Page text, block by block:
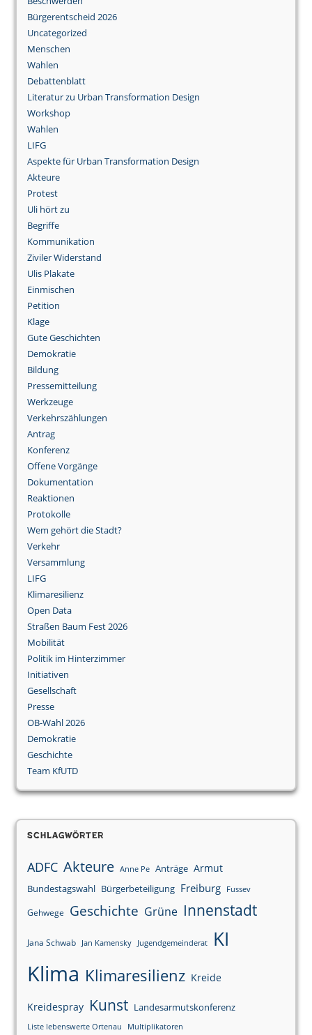
Bürgerentscheid 2026
Uncategorized
Menschen
Wahlen
Debattenblatt
Literatur zu Urban Transformation Design
Workshop
Wahlen
LIFG
Aspekte für Urban Transformation Design
Akteure
Protest
Uli hört zu
Begriffe
Kommunikation
Ziviler Widerstand
Ulis Plakate
Einmischen
Petition
Klage
Gute Geschichten
Demokratie
Bildung
Pressemitteilung
Werkzeuge
Verkehrszählungen
Antrag
Konferenz
Offene Vorgänge
Dokumentation
Reaktionen
Protokolle
Wem gehört die Stadt?
Verkehr
Versammlung
LIFG
Klimaresilienz
Open Data
Straßen Baum Fest 2026
Mobilität
Politik im Hinterzimmer
Initiativen
Gesellschaft
Presse
OB-Wahl 2026
Demokratie
Geschichte
Team KfUTD
Schlagwörter
ADFC Akteure Anne Pe Anträge Armut
Bundestagswahl Bürgerbeteiligung Freiburg Fussev
Gehwege Geschichte Grüne Innenstadt
Jana Schwab Jan Kamensky Jugendgemeinderat KI
Klima Klimaresilienz Kreide
Kreidespray Kunst Landesarmutskonferenz
Liste lebenswerte Ortenau Multiplikatoren